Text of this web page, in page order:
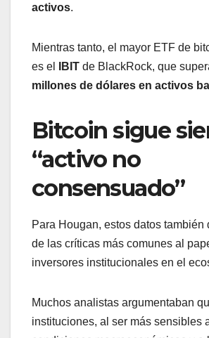
activos.
Mientras tanto, el mayor ETF de
es el
IBIT de BlackRock, que
millones de dólares en activos
Bitcoin sigue
“activo no
consensuado”
Para Hougan, estos datos también
de las críticas más comunes al
inversores institucionales en el
Muchos analistas argumentaban
instituciones, al ser más sensibles